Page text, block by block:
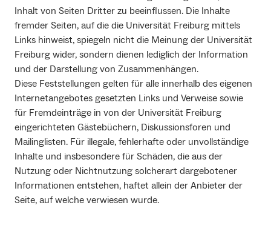
Inhalt von Seiten Dritter zu beeinflussen. Die Inhalte
fremder Seiten, auf die die Universität Freiburg mittels
Links hinweist, spiegeln nicht die Meinung der Universität
Freiburg wider, sondern dienen lediglich der Information
und der Darstellung von Zusammenhängen.
Diese Feststellungen gelten für alle innerhalb des eigenen
Internetangebotes gesetzten Links und Verweise sowie
für Fremdeinträge in von der Universität Freiburg
eingerichteten Gästebüchern, Diskussionsforen und
Mailinglisten. Für illegale, fehlerhafte oder unvollständige
Inhalte und insbesondere für Schäden, die aus der
Nutzung oder Nichtnutzung solcherart dargebotener
Informationen entstehen, haftet allein der Anbieter der
Seite, auf welche verwiesen wurde.